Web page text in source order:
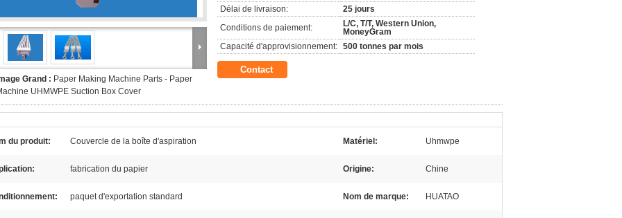
Grand : Paper Making Machine Parts - Paper
UHMWPE Suction Box Cover
Délai de livraison:
25 jours
Conditions de paiement:
L/C, T/T, Western Union,
MoneyGram
Capacité d'approvisionnement: 500 tonnes par mois
Contact
du produit: Couvercle de la boîte d'aspiration Matériel: Uhmwpe
fabrication du papier Origine: Chine
paquet d'exportation standard Nom de marque: HUATAO